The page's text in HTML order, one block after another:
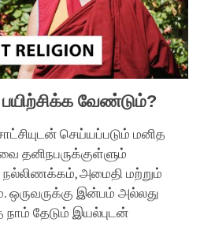
வேண்டும்?
செய்யப்படும் மனித
தனிநபருக்குள்ளும்
நல்லிணக்கம், அமைதி மற்றும்
ஒருவருக்கு இன்பம் அல்லது
தேடும் இயல்புடன்